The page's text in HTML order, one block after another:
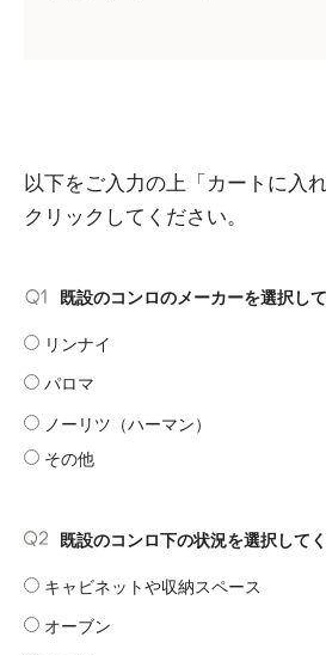
以下をご入力の上「カートに入
クリックしてください。
既設のコンロのメーカーを選択して
リンナイ
パロマ
ノーリツ（ハーマン）
その他
既設のコンロ下の状況を選択してく
キャビネットや収納スペース
オーブン